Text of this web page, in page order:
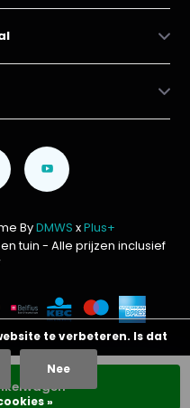
ByDMWS xPlus+
tuin - Alle prijzen inclusief
te verbeteren. Is dat
Nee
»